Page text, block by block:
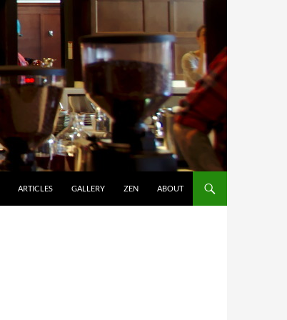
ARTICLES GALLERY ZEN ABOUT